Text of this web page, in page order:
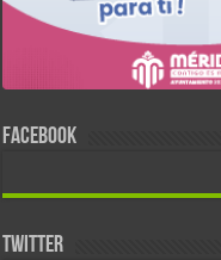
FACEBOOK
TWITTER